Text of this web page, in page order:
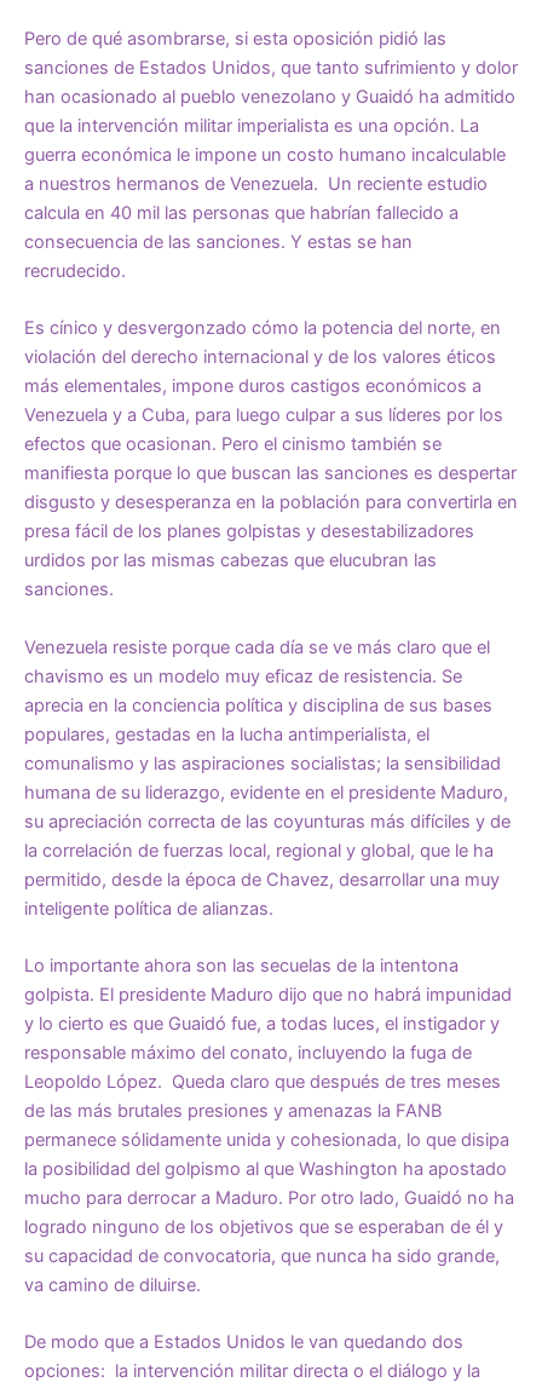
Pero de qué asombrarse, si esta oposición pidió las
sanciones de Estados Unidos, que tanto sufrimiento y dolor
han ocasionado al pueblo venezolano y Guaidó ha admitido
que la intervención militar imperialista es una opción. La
guerra económica le impone un costo humano incalculable
a nuestros hermanos de Venezuela. Un reciente estudio
calcula en 40 mil las personas que habrían fallecido a
consecuencia de las sanciones. Y estas se han
recrudecido.
Es cínico y desvergonzado cómo la potencia del norte, en
violación del derecho internacional y de los valores éticos
más elementales, impone duros castigos económicos a
Venezuela y a Cuba, para luego culpar a sus líderes por los
efectos que ocasionan. Pero el cinismo también se
manifiesta porque lo que buscan las sanciones es despertar
disgusto y desesperanza en la población para convertirla en
presa fácil de los planes golpistas y desestabilizadores
urdidos por las mismas cabezas que elucubran las
sanciones.
Venezuela resiste porque cada día se ve más claro que el
chavismo es un modelo muy eficaz de resistencia. Se
aprecia en la conciencia política y disciplina de sus bases
populares, gestadas en la lucha antimperialista, el
comunalismo y las aspiraciones socialistas; la sensibilidad
humana de su liderazgo, evidente en el presidente Maduro,
su apreciación correcta de las coyunturas más difíciles y de
la correlación de fuerzas local, regional y global, que le ha
permitido, desde la época de Chavez, desarrollar una muy
inteligente política de alianzas.
Lo importante ahora son las secuelas de la intentona
golpista. El presidente Maduro dijo que no habrá impunidad
y lo cierto es que Guaidó fue, a todas luces, el instigador y
responsable máximo del conato, incluyendo la fuga de
Leopoldo López. Queda claro que después de tres meses
de las más brutales presiones y amenazas la FANB
permanece sólidamente unida y cohesionada, lo que disipa
la posibilidad del golpismo al que Washington ha apostado
mucho para derrocar a Maduro. Por otro lado, Guaidó no ha
logrado ninguno de los objetivos que se esperaban de él y
su capacidad de convocatoria, que nunca ha sido grande,
va camino de diluirse.
De modo que a Estados Unidos le van quedando dos
opciones: la intervención militar directa o el diálogo y la